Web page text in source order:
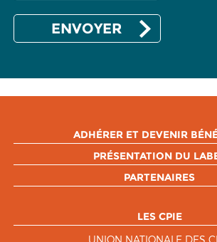
ADHÉRER ET DEVENIR
PRÉSENTATION DU
PARTENAIRES
LES CPIE
UNION NATIONALE DES